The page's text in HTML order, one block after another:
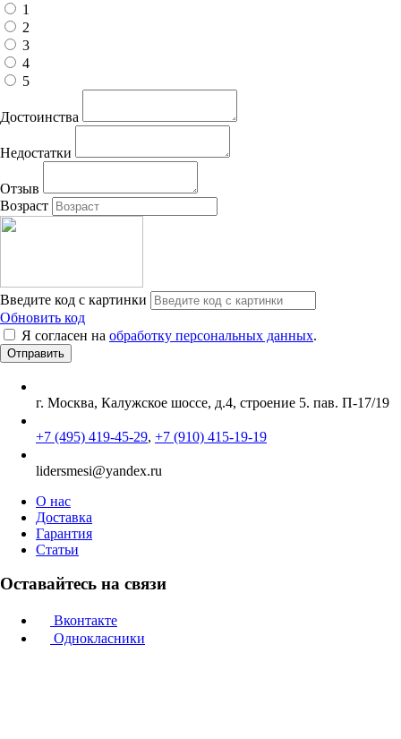
1
2
3
4
5
Достоинства
Недостатки
Отзыв
Возраст
Введите код с картинки
Обновить код
Я согласен на обработку персональных данных.
г. Москва, Калужское шоссе, д.4, строение 5. пав. П-17/19
+7 (495) 419-45-29, +7 (910) 415-19-19
lidersmesi@yandex.ru
О нас
Доставка
Гарантия
Статьи
Оставайтесь на связи
Вконтакте
Однокласники